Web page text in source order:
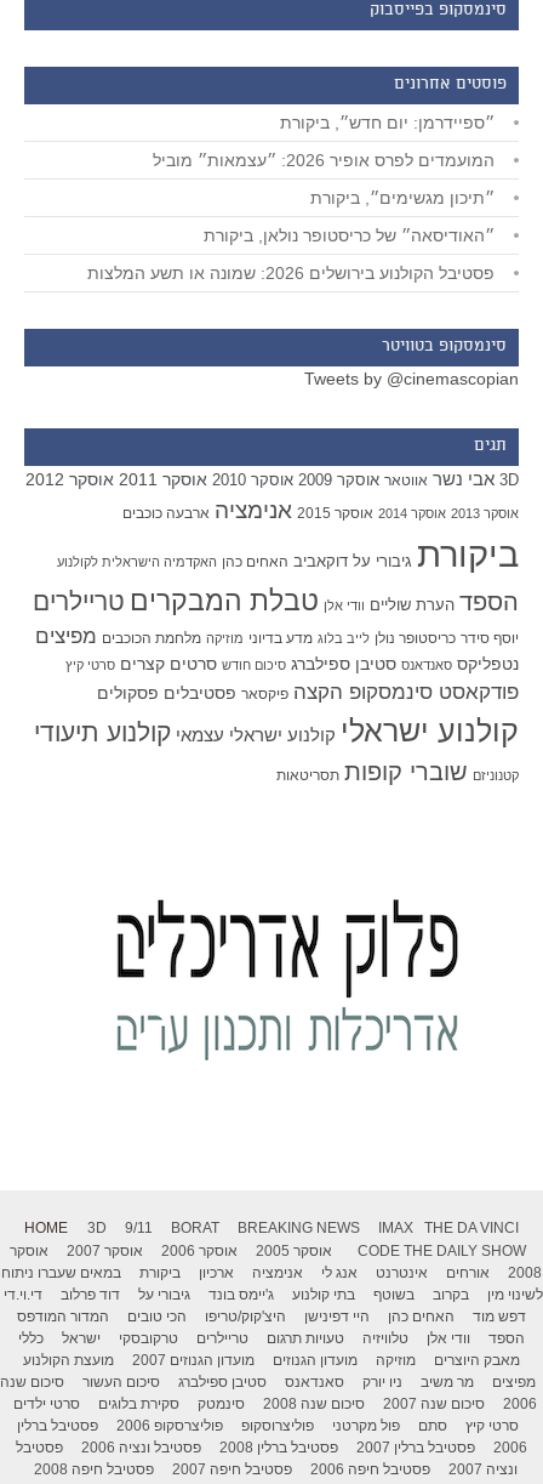
סינמסקופ בפייסבוק
פוסטים אחרונים
״ספיידרמן: יום חדש״, ביקורת
המועמדים לפרס אופיר 2026: ״עצמאות״ מוביל
״תיכון מגשימים״, ביקורת
״האודיסאה״ של כריסטופר נולאן, ביקורת
פסטיבל הקולנוע בירושלים 2026: שמונה או תשע המלצות
סינמסקופ בטוויטר
Tweets by @cinemascopian
תגים
3D אבי נשר אווטאר אוסקר 2009 אוסקר 2010 אוסקר 2011 אוסקר 2012
אוסקר 2013 אוסקר 2014 אוסקר 2015 אנימציה ארבעה כוכבים
ביקורת גיבורי על דוקאביב האחים כהן האקדמיה הישראלית לקולנוע
הספד הערת שוליים וודי אלן טבלת המבקרים טריילרים
יוסף סידר כריסטופר נולן לייב בלוג מדע בדיוני מוזיקה מלחמת הכוכבים מפיצים
נטפליקס סאנדאנס סטיבן ספילברג סיכום חודש סרטים קצרים סרטי קיץ
פודקאסט סינמסקופ הקצה פיקסאר פסטיבלים פסקולים
קולנוע ישראלי קולנוע ישראלי עצמאי קולנוע תיעודי
קטנוניזם שוברי קופות תסריטאות
HOME 3D 9/11 BORAT BREAKING NEWS IMAX
THE DA VINCI
CODE THE DAILY SHOW אוסקר 2005 אוסקר 2006 אוסקר 2007
אוסקר
2008
אורחים אינטרנט אנג לי אנימציה ארכיון ביקורת
במאים שעברו ניתוח
לשינוי מין
בקרוב בשוטף בתי קולנוע ג'יימס בונד גיבורי על דוד פרלוב
די.וי.די
דפש מוד
האחים כהן היי דפינישן היצ'קוק/טריפו הכי טובים
המדור המודפס
הספד
וודי אלן טלוויזיה טעויות תרגום טריילרים טרקובסקי ישראל
כללי
מאבק היוצרים
מוזיקה מועדון הגנוזים מועדון הגנוזים 2007
מועצת הקולנוע
מפיצים
מר משיב ניו יורק סאנדאנס סטיבן ספילברג סיכום העשור
סיכום שנה
2006
סיכום שנה 2007 סיכום שנה 2008 סינמטק סקירת בלוגים
סרטי ילדים
סרטי קיץ
סתם פול מקרטני פוליצרוסקופ פוליצרסקופ 2006
פסטיבל ברלין
2006
פסטיבל ברלין 2007 פסטיבל ברלין 2008 פסטיבל ונציה 2006
פסטיבל
ונציה 2007
פסטיבל חיפה 2006 פסטיבל חיפה 2007
פסטיבל חיפה 2008